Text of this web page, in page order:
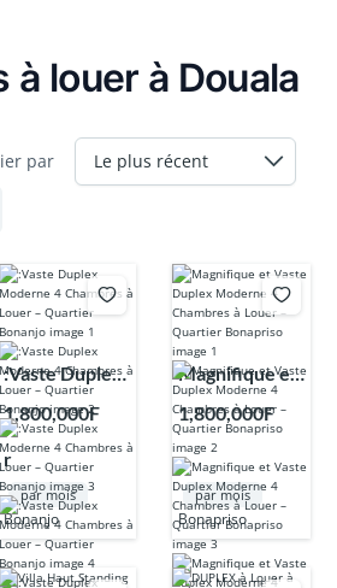
à louer à Douala
par
:Vaste Duplex
Moderne 4
Chambres à
Louer –
Quartier
Bonanjo
1,800,000F
r
par mois
Bonanjo
Magnifique et
Vaste Duplex
Moderne 4
Chambres à
Louer –
Quartier
Bonapriso
1,800,000F
r
par mois
Bonapriso